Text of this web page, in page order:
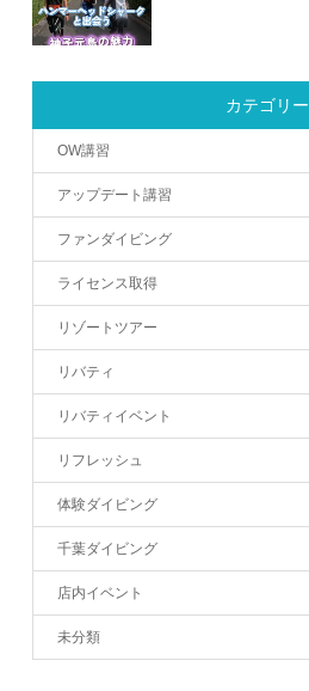
カテゴリー
OW講習
アップデート講習
ファンダイビング
ライセンス取得
リゾートツアー
リバティ
リバティイベント
リフレッシュ
体験ダイビング
千葉ダイビング
店内イベント
未分類